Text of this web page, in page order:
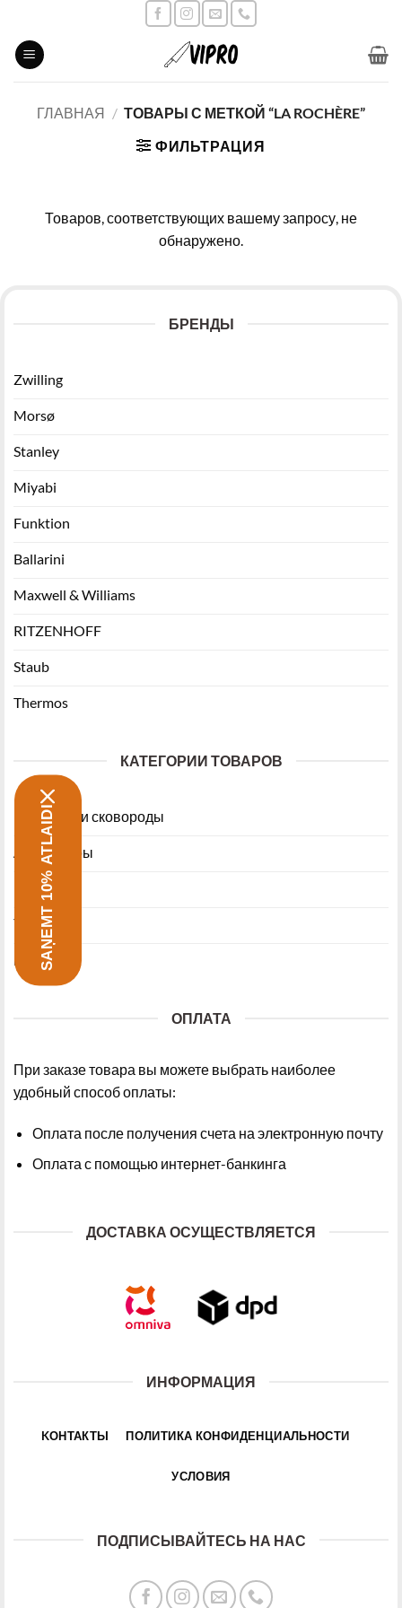
content
ГЛАВНАЯ / ТОВАРЫ С МЕТКОЙ “LA ROCHÈRE”
ФИЛЬТРАЦИЯ
Товаров, соответствующих вашему запросу, не
обнаружено.
БРЕНДЫ
Zwilling
Morsø
Stanley
Miyabi
Funktion
Ballarini
Maxwell & Williams
RITZENHOFF
Staub
Thermos
КАТЕГОРИИ ТОВАРОВ
Кастрюли и сковороды
Аксессуары
Посуда
Термосы
Ножи
ОПЛАТА
При заказе товара вы можете выбрать наиболее
удобный способ оплаты:
Оплата после получения счета на электронную почту
Оплата с помощью интернет-банкинга
ДОСТАВКА ОСУЩЕСТВЛЯЕТСЯ
ИНФОРМАЦИЯ
KОНТАКТЫ ПОЛИТИКА КОНФИДЕНЦИАЛЬНОСТИ
УСЛОВИЯ
ПОДПИСЫВАЙТЕСЬ НА НАС
SAŅEMT 10% ATLAIDI